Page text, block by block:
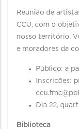
Reunião de
CCU, com o
nosso território.
e moradores da
Público: a
Inscrições:
Dia 22,
Biblioteca